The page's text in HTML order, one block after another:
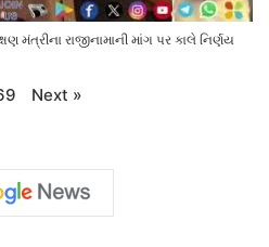
મંત્રીના રાજીનામાની માંગ પર કાલે નિર્ણય
Next »